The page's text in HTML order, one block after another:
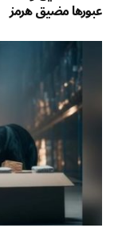
عبورها مضيق هرمز